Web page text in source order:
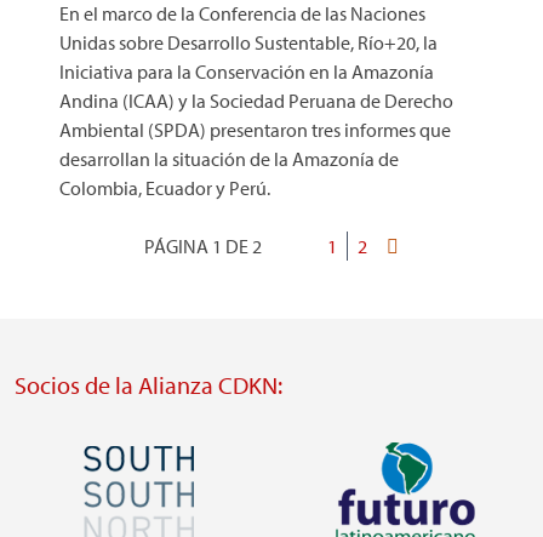
En el marco de la Conferencia de las Naciones
Unidas sobre Desarrollo Sustentable, Río+20, la
Iniciativa para la Conservación en la Amazonía
Andina (ICAA) y la Sociedad Peruana de Derecho
Ambiental (SPDA) presentaron tres informes que
desarrollan la situación de la Amazonía de
Colombia, Ecuador y Perú.
Paginación
PÁGINA 1 DE 2
Página
1 Página
2
Última
Socios de la Alianza CDKN:
Imagen Imagen